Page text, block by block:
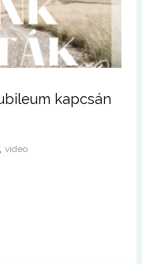
kapcsán
,video